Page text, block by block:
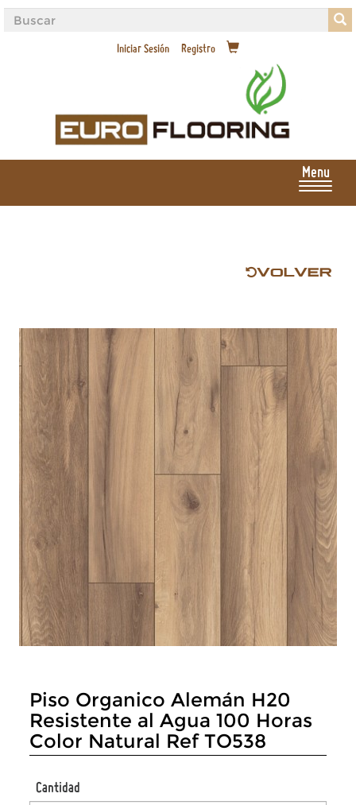
Iniciar Sesión Registro
Menu
VOLVER
Piso Organico Alemán H20
Resistente al Agua 100 Horas
Color Natural Ref TO538
Cantidad